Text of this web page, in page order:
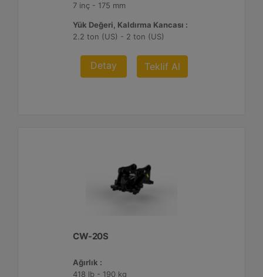
7 inç - 175 mm
Yük Değeri, Kaldırma Kancası :
2.2 ton (US) - 2 ton (US)
Detay Teklif Al
CW-20S
Ağırlık :
418 lb - 190 kg